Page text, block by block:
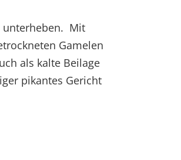
unterheben. Mit
Gamelen
als kalte Beilage
pikantes Gericht